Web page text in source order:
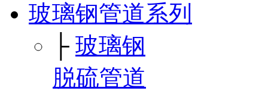
玻璃钢管道系列
├ 玻璃钢
脱硫管道